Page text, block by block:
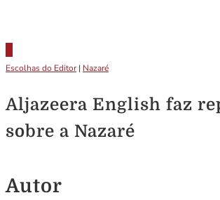
Escolhas do Editor| Nazaré
Aljazeera English faz
sobre a Nazaré
Autor